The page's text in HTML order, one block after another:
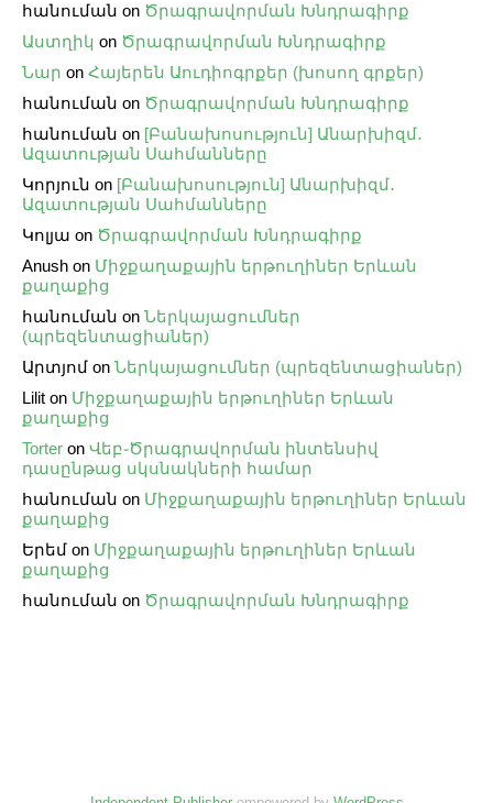
հանուման on Ծրագրավորման Խնդրագիրք
Աստղիկ on Ծրագրավորման Խնդրագիրք
Նար on Հայերեն Աուդիոգրքեր (խոսող գրքեր)
հանուման on Ծրագրավորման Խնդրագիրք
հանուման on [Բանախոսություն] Անարխիզմ․
Ազատության Սահմանները
Կորյուն on [Բանախոսություն] Անարխիզմ․
Ազատության Սահմանները
Կոլյա on Ծրագրավորման Խնդրագիրք
Anush on Միջքաղաքային երթուղիներ Երևան
քաղաքից
հանուման on Ներկայացումներ
(պրեզենտացիաներ)
Արտյոմ on Ներկայացումներ (պրեզենտացիաներ)
Lilit on Միջքաղաքային երթուղիներ Երևան
քաղաքից
Torter on Վեբ֊Ծրագրավորման ինտենսիվ
դասընթաց սկսնակների համար
հանուման on Միջքաղաքային երթուղիներ Երևան
քաղաքից
Երեմ on Միջքաղաքային երթուղիներ Երևան
քաղաքից
հանուման on Ծրագրավորման Խնդրագիրք